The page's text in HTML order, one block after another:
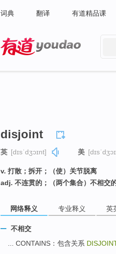
词典 翻译 有道精品课
disjoint
英 [dɪsˈdʒɔɪnt] 美
v. 打散；拆开；（使）关节脱离
adj. 不连贯的；（两个集合）不相交
网络释义 专业释义 英
不相交
... CONTAINS：包含关系